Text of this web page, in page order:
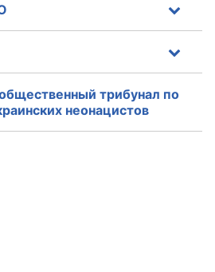
трибунал по
неонацистов